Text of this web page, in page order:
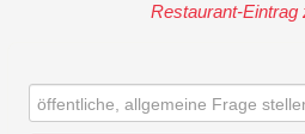
Restaurant-Eintrag